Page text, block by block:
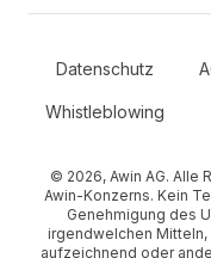
Secondary Footer
Datenschutz
Whistleblowing
© 2026, Awin AG. Alle
Awin-Konzerns. Kein
Genehmigung des
irgendwelchen
aufzeichnend oder